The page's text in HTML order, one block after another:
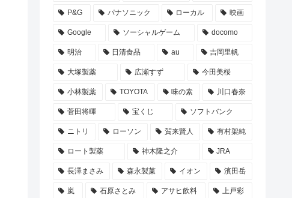
P&G パナソニック ローカル 映画
Google ソーシャルゲーム docomo
明治 日清食品 au 吉岡里帆
大塚製薬 広瀬すず 今田美桜
小林製薬 TOYOTA 味の素 川口春奈
菅田将暉 宝くじ ソフトバンク
ニトリ ローソン 賀来賢人 有村架純
ロート製薬 神木隆之介 JRA
長澤まさみ 森永製菓 イオン 濱田岳
嵐 石原さとみ アサヒ飲料 上戸彩